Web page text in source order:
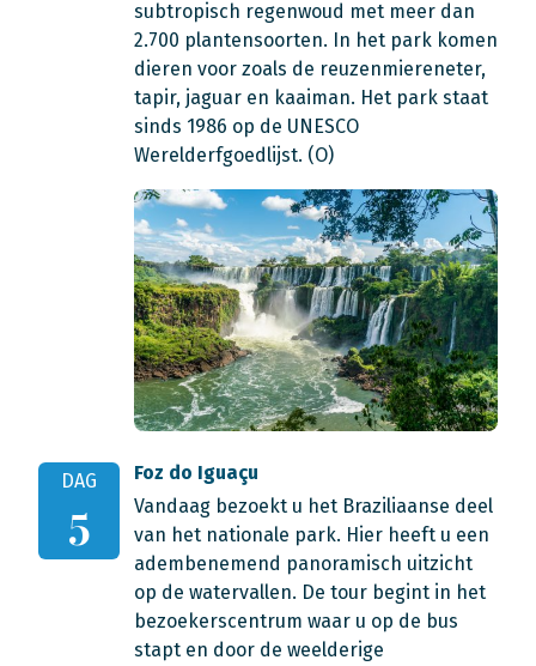
subtropisch regenwoud met meer dan
2.700 plantensoorten. In het park komen
dieren voor zoals de reuzenmiereneter,
tapir, jaguar en kaaiman. Het park staat
sinds 1986 op de UNESCO
Werelderfgoedlijst. (O)
DAG
5
Foz do Iguaçu
Vandaag bezoekt u het Braziliaanse deel
van het nationale park. Hier heeft u een
adembenemend panoramisch uitzicht
op de watervallen. De tour begint in het
bezoekerscentrum waar u op de bus
stapt en door de weelderige